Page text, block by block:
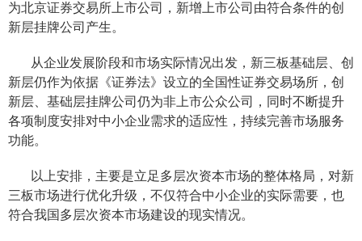
为北京证券交易所上市公司，新增上市公司由符合条件的创
新层挂牌公司产生。
从企业发展阶段和市场实际情况出发，新三板基础层、创
新层仍作为依据《证券法》设立的全国性证券交易场所，创
新层、基础层挂牌公司仍为非上市公众公司，同时不断提升
各项制度安排对中小企业需求的适应性，持续完善市场服务
功能。
以上安排，主要是立足多层次资本市场的整体格局，对新
三板市场进行优化升级，不仅符合中小企业的实际需要，也
符合我国多层次资本市场建设的现实情况。